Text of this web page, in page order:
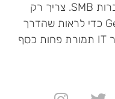
לוקסוס ולא מחוץ להישג ידן של חברות SMB. צריך רק
להרים טלפון ולהזמין יועץ של Genie כדי לראות שהדרך
פתוחה לכל אחד, לקבל הרבה יותר IT תמורת פחות כסף